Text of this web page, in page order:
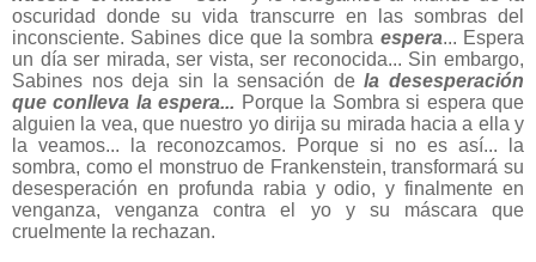
oscuridad donde su vida transcurre en las sombras del
inconsciente. Sabines dice que la sombra espera... Espera
un día ser mirada, ser vista, ser reconocida... Sin embargo,
Sabines nos deja sin la sensación dela desesperación
que conlleva la espera... Porque la Sombra si espera que
alguien la vea, que nuestro yo dirija su mirada hacia a ella y
la veamos... la reconozcamos. Porque si no es así... la
sombra, como el monstruo de Frankenstein, transformará su
desesperación en profunda rabia y odio, y finalmente en
venganza, venganza contra el yo y su máscara que
cruelmente la rechazan.